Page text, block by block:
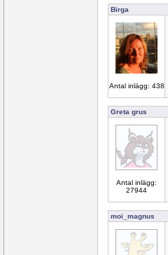
Birga
Antal inlägg: 438
Greta grus
Antal inlägg:
27944
moi_magnus